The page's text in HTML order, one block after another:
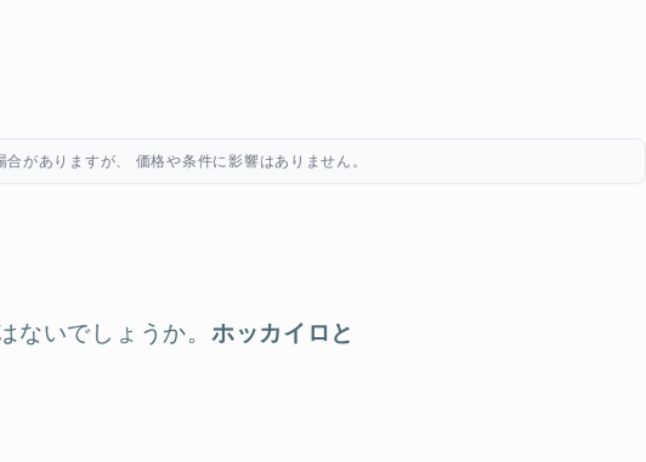
がありますが、 価格や条件に影響はありません。
いでしょうか。 ホッカイロと